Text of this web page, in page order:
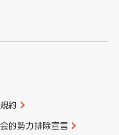
約
的勢力排除宣言